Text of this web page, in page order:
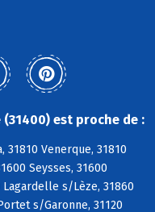
est proche de :
31810 Venerque, 31810
Seysses, 31600
Lagardelle s/Lèze, 31860
s/Garonne, 31120